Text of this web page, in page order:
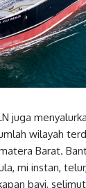
juga
wilayah
Barat.
mi instan,
bayi,